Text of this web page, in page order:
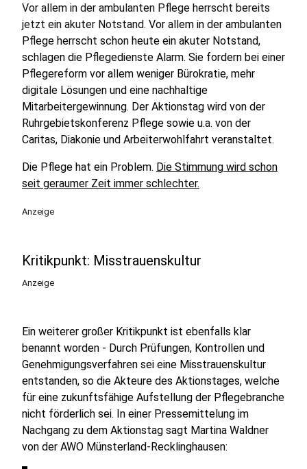
Vor allem in der ambulanten Pflege herrscht bereits
jetzt ein akuter Notstand. Vor allem in der ambulanten
Pflege herrscht schon heute ein akuter Notstand,
schlagen die Pflegedienste Alarm. Sie fordern bei einer
Pflegereform vor allem weniger Bürokratie, mehr
digitale Lösungen und eine nachhaltige
Mitarbeitergewinnung. Der Aktionstag wird von der
Ruhrgebietskonferenz Pflege sowie u.a. von der
Caritas, Diakonie und Arbeiterwohlfahrt veranstaltet.
Die Pflege hat ein Problem. Die Stimmung wird schon
seit geraumer Zeit immer schlechter.
Anzeige
Kritikpunkt: Misstrauenskultur
Anzeige
Ein weiterer großer Kritikpunkt ist ebenfalls klar
benannt worden - Durch Prüfungen, Kontrollen und
Genehmigungsverfahren sei eine Misstrauenskultur
entstanden, so die Akteure des Aktionstages, welche
für eine zukunftsfähige Aufstellung der Pflegebranche
nicht förderlich sei. In einer Pressemittelung im
Nachgang zu dem Aktionstag sagt Martina Waldner
von der AWO Münsterland-Recklinghausen: